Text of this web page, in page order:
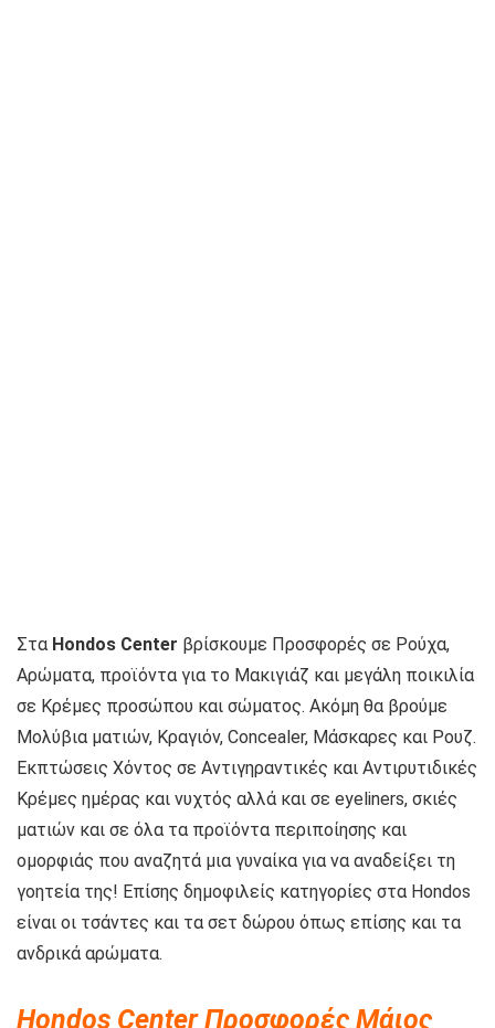
Στα Hondos Center βρίσκουμε Προσφορές σε Ρούχα,
Αρώματα, προϊόντα για το Μακιγιάζ και μεγάλη ποικιλία
σε Κρέμες προσώπου και σώματος. Ακόμη θα βρούμε
Μολύβια ματιών, Κραγιόν, Concealer, Μάσκαρες και Ρουζ.
Εκπτώσεις Χόντος σε Αντιγηραντικές και Αντιρυτιδικές
Κρέμες ημέρας και νυχτός αλλά και σε eyeliners, σκιές
ματιών και σε όλα τα προϊόντα περιποίησης και
ομορφιάς που αναζητά μια γυναίκα για να αναδείξει τη
γοητεία της! Επίσης δημοφιλείς κατηγορίες στα Hondos
είναι οι τσάντες και τα σετ δώρου όπως επίσης και τα
ανδρικά αρώματα.
Hondos Center Προσφορές Μάιος